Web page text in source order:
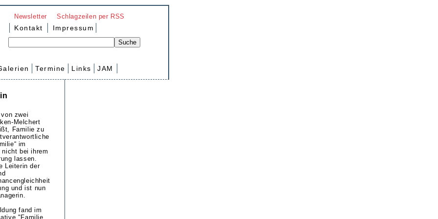
Newsletter Schlagzeilen per RSS
Kontakt Impressum
Termine Links JAM
zwei
Melchert
Familie zu
im
bei ihrem
lassen.
Leiterin der
und ist nun
fand im
"Familie